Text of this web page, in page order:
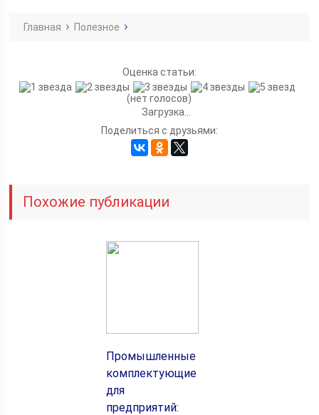
Главная Полезное
Оценка статьи:
(нет голосов)
Загрузка...
Поделиться с друзьями:
Похожие публикации
Промышленные
комплектующие
для
предприятий: